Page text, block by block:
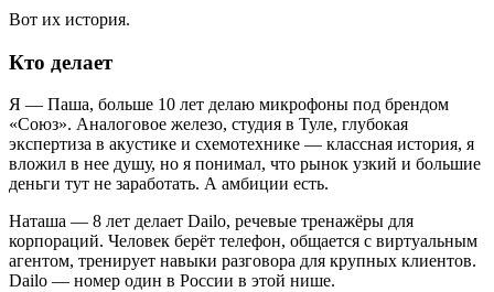
Вот их история.
Кто делает
Я — Паша, больше 10 лет делаю микрофоны под брендом
«Союз». Аналоговое железо, студия в Туле, глубокая
экспертиза в акустике и схемотехнике — классная история, я
вложил в нее душу, но я понимал, что рынок узкий и большие
деньги тут не заработать. А амбиции есть.
Наташа — 8 лет делает Dailo, речевые тренажёры для
корпораций. Человек берёт телефон, общается с виртуальным
агентом, тренирует навыки разговора для крупных клиентов.
Dailo — номер один в России в этой нише.